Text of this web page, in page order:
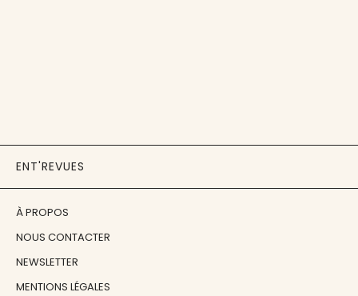
ENT'REVUES
À PROPOS
NOUS CONTACTER
NEWSLETTER
MENTIONS LÉGALES